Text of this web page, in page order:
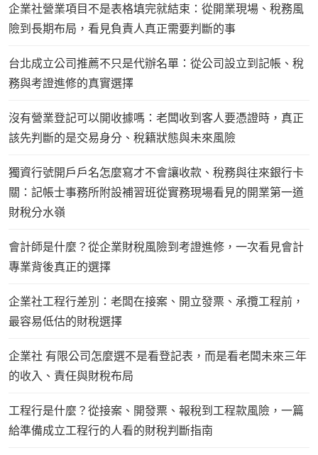
企業社營業項目不是表格填完就結束：從開業現場、稅務風
險到長期布局，看見負責人真正需要判斷的事
台北成立公司推薦不只是代辦名單：從公司設立到記帳、稅
務與考證進修的真實選擇
沒有營業登記可以開收據嗎：老闆收到客人要憑證時，真正
該先判斷的是交易身分、稅籍狀態與未來風險
獨資行號開戶戶名怎麼寫才不會讓收款、稅務與往來銀行卡
關：記帳士事務所附設補習班從實務現場看見的開業第一道
財稅分水嶺
會計師是什麼？從企業財稅風險到考證進修，一次看見會計
專業背後真正的選擇
企業社工程行差別：老闆在接案、開立發票、承攬工程前，
最容易低估的財稅選擇
企業社 有限公司怎麼選不是看登記表，而是看老闆未來三年
的收入、責任與財稅布局
工程行是什麼？從接案、開發票、報稅到工程款風險，一篇
給準備成立工程行的人看的財稅判斷指南